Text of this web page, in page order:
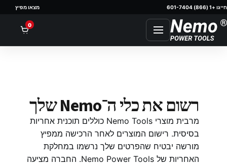
חייגו +1 (866) 601-7404 מצאו מפיץ
0
רשום את כלי ה־Nemo שלך
מרבית מוצרי Nemo Tools כוללים תוכנית אחריות
בסיסית. רישום המוצרים לאחר הרכישה ממפיץ
מורשה יבטיח שהפרטים שלך נרשמו במחלקת
האחריות של Nemo Power Tools. החברה מציעה